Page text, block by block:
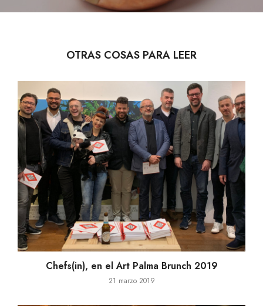
OTRAS COSAS PARA LEER
Chefs(in), en el Art Palma Brunch 2019
21 marzo 2019